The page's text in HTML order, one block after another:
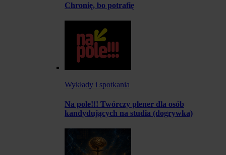
Chronię, bo potrafię
Wykłady i spotkania
Na pole!!! Twórczy plener dla osób
kandydujących na studia (dogrywka)